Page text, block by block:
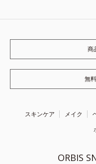
商
無
スキンケア メイク
ORBIS